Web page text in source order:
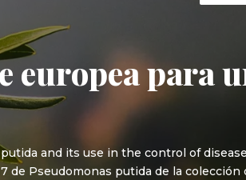
europea para
and its use in the control of
de Pseudomonas putida de la colección